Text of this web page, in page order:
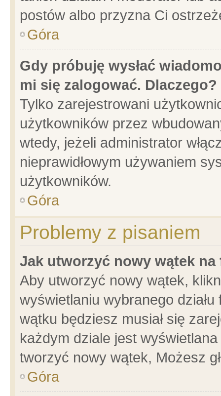
postów albo przyzna Ci
Góra
Gdy próbuję wysłać
mi się zalogować. Dlaczego?
Tylko zarejestrowani
użytkowników przez
wtedy, jeżeli administrator
nieprawidłowym używaniem
użytkowników.
Góra
Problemy z pisaniem
Jak utworzyć nowy wątek na
Aby utworzyć nowy wątek,
wyświetlaniu wybranego
wątku będziesz musiał się
każdym dziale jest
tworzyć nowy wątek, Możesz
Góra